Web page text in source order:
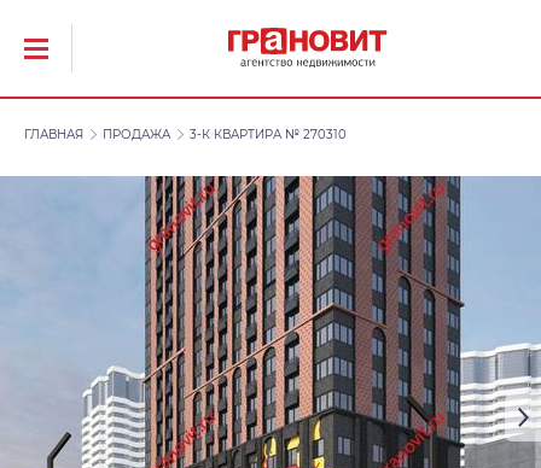
ГЛАВНАЯ ПРОДАЖА 3-К КВАРТИРА № 270310